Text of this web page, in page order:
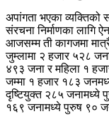
अपांगता भएका व्यक्तिको
संरचना निर्माणका लागि
आजसम्म ती कागजमा
जुम्लामा २ हजार ५२८
४९३ जना र महिला १
जम्मा १ हजार १८३
दृष्टियुक्त २८५ जनामध्ये
१६९ जनामध्ये पुरुष ९०